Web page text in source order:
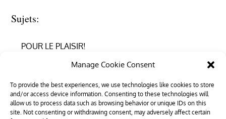
Manage Cookie Consent
To provide the best experiences, we use technologies like cookies to store
and/or access device information. Consenting to these technologies will
allow us to process data such as browsing behavior or unique IDs on this
site. Not consenting or withdrawing consent, may adversely affect certain
Sujets:
POUR LE PLAISIR!
REPRENDRE CONFIANCE
RÉUSSIR EN PHYSIQUE